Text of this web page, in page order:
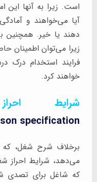
است. زیرا به آنها این
آیا می‌خواهند و
دهند یا خیر. همچنین
زیرا می‌توان اطمینان
فرایند استخدام درک
خواهند کرد.
specification
برخلاف شرح شغل، که
می‌دهد، شرایط احراز
که شاغل برای تصدی